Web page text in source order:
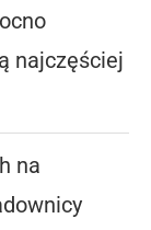
najczęściej
na